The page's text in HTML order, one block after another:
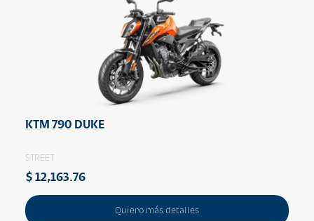
KTM 790 DUKE
STREET
$ 12,163.76
Quiero más detalles